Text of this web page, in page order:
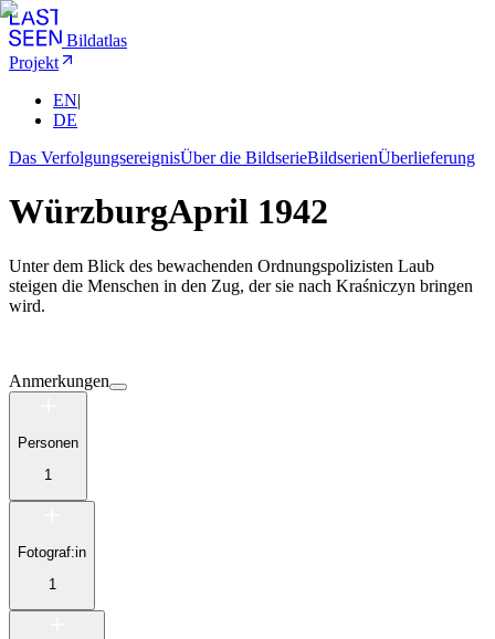
Bildatlas
Projekt
EN|
DE
Das VerfolgungsereignisÜber die BildserieBildserienÜberlieferung
WürzburgApril 1942
Unter dem Blick des bewachenden Ordnungspolizisten Laub
steigen die Menschen in den Zug, der sie nach Kraśniczyn bringen
wird.
Anmerkungen
Personen
1
Fotograf:in
1